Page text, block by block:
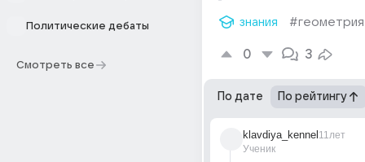
Политические дебаты
Смотреть все
знания #геометрия
0 3
По дате По рейтингу
klavdiya_kennel
Ученик
11лет